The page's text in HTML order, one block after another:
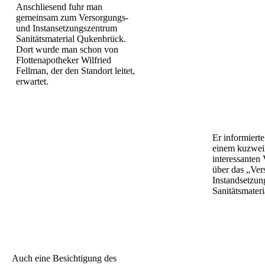
Anschliesend fuhr man
gemeinsam zum Versorgungs-
und Instansetzungszentrum
Sanitätsmaterial Qukenbrück.
Dort wurde man schon von
Flottenapotheker Wilfried
Fellman, der den Standort leitet,
erwartet.
Er
einem
interessanten
über das
Auch eine Besichtigung des